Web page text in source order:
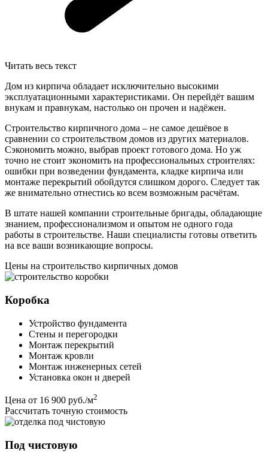
Читать весь текст
Дом из кирпича обладает исключительно высокими
эксплуатационными характеристиками. Он перейдёт вашим
внукам и правнукам, настолько он прочен и надёжен.
Строительство кирпичного дома – не самое дешёвое в
сравнении со строительством домов из других материалов.
Сэкономить можно, выбрав проект готового дома. Но уж
точно не стоит экономить на профессиональных строителях:
ошибки при возведении фундамента, кладке кирпича или
монтаже перекрытий обойдутся слишком дорого. Следует так
же внимательно отнестись ко всем возможным расчётам.
В штате нашей компании строительные бригады, обладающие
знанием, профессионализмом и опытом не одного года
работы в строительстве. Наши специалисты готовы ответить
на все ваши возникающие вопросы.
Цены на строительство кирпичных домов
Коробка
Устройство фундамента
Стены и перегородки
Монтаж перекрытий
Монтаж кровли
Монтаж инженерных сетей
Установка окон и дверей
Цена от 16 900 руб./м2
Рассчитать точную стоимость
Под чистовую